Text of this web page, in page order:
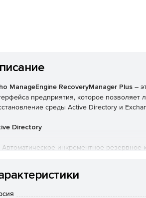
ManageEngine RecoveryManager Plus –
предприятия, которое позволяет
среды Active Directory и
Directory
Автоматическое инкрементное резервное
объекты, в виде разных версий.